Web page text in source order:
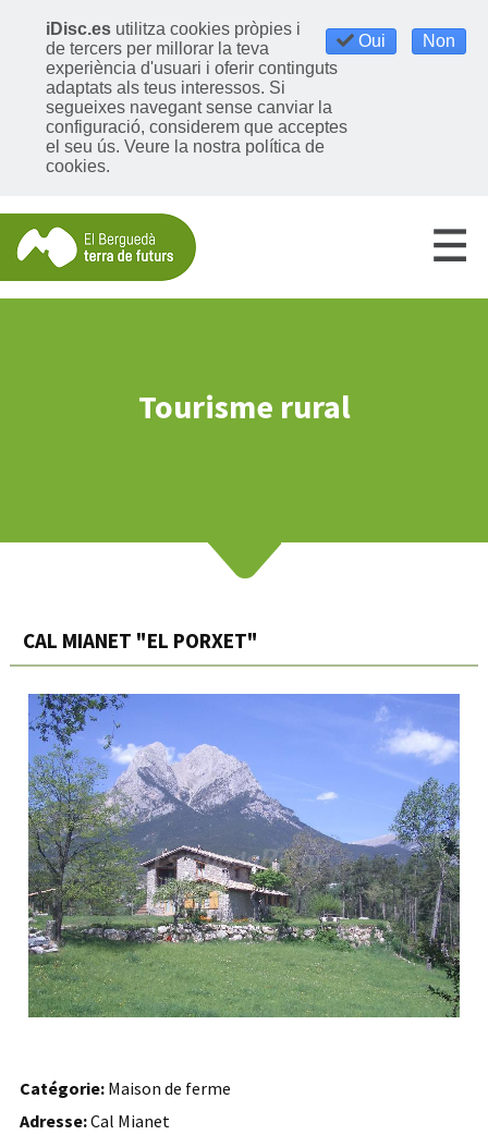
Oui Non
iDisc.es utilitza cookies pròpies i
de tercers per millorar la teva
experiència d'usuari i oferir continguts
adaptats als teus interessos. Si
segueixes navegant sense canviar la
configuració, considerem que acceptes
el seu ús. Veure la nostra política de
cookies.
Tourisme rural
CAL MIANET "EL PORXET"
Catégorie: Maison de ferme
Adresse:Cal Mianet